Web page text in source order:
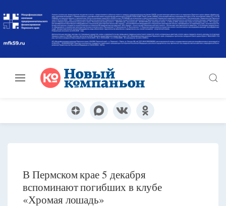
В Пермском крае 5 декабря
вспоминают погибших в клубе
«Хромая лошадь»